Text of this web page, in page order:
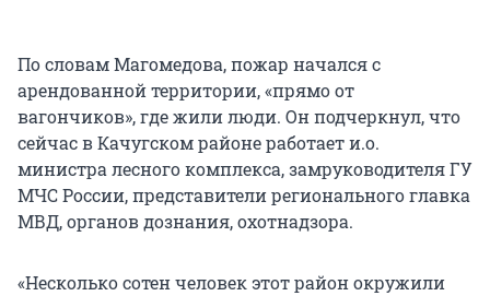
По словам Магомедова, пожар начался с
арендованной территории, «прямо от
вагончиков», где жили люди. Он подчеркнул, что
сейчас в Качугском районе работает и.о.
министра лесного комплекса, замруководителя ГУ
МЧС России, представители регионального главка
МВД, органов дознания, охотнадзора.
«Несколько сотен человек этот район окружили